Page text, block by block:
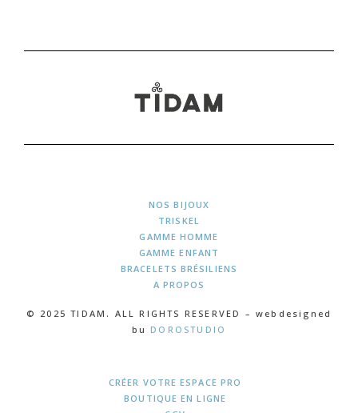
NOS BIJOUX
TRISKEL
GAMME HOMME
GAMME ENFANT
BRACELETS BRÉSILIENS
A PROPOS
© 2025 TIDAM. ALL RIGHTS RESERVED – webdesigned
bu DOROSTUDIO
CRÉER VOTRE ESPACE PRO
BOUTIQUE EN LIGNE